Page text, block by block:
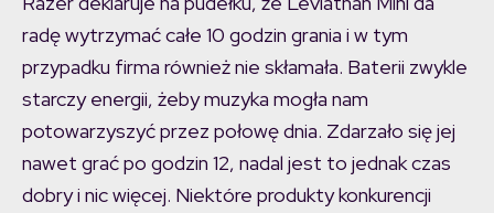
radę wytrzymać całe 10 godzin grania i w tym
przypadku firma również nie skłamała. Baterii zwykle
starczy energii, żeby muzyka mogła nam
potowarzyszyć przez połowę dnia. Zdarzało się jej
nawet grać po godzin 12, nadal jest to jednak czas
dobry i nic więcej. Niektóre produkty konkurencji